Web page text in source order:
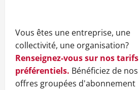
Vous êtes une entreprise, une
collectivité, une organisation?
Renseignez-vous sur nos tarifs
préférentiels. Bénéficiez de nos
offres groupées d'abonnement